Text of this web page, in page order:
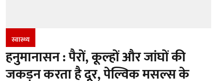
स्वास्थ्य
हनुमानासन : पैरों, कूल्हों और जांघों की
जकड़न करता है दूर, पेल्विक मसल्स के